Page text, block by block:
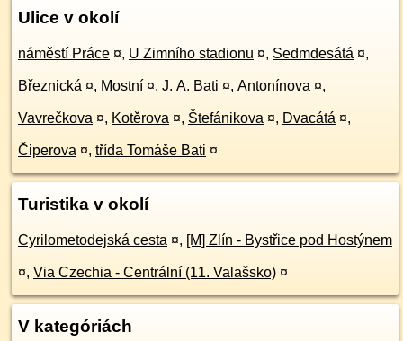
Ulice v okolí
náměstí Práce ¤, U Zimního stadionu ¤, Sedmdesátá ¤,
Březnická ¤, Mostní ¤, J. A. Bati ¤, Antonínova ¤,
Vavrečkova ¤, Kotěrova ¤, Štefánikova ¤, Dvacátá ¤,
Čiperova ¤, třída Tomáše Bati ¤
Turistika v okolí
Cyrilometodejská cesta ¤, [M] Zlín - Bystřice pod Hostýnem
¤, Via Czechia - Centrální (11. Valašsko) ¤
V kategóriách